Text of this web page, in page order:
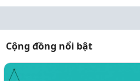
Cộng đồng nổi bật